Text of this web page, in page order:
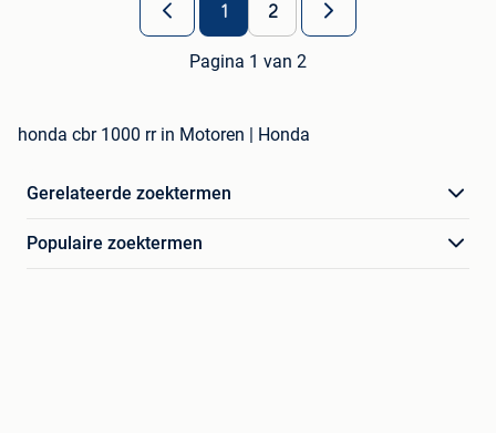
1 2
Pagina 1 van 2
honda cbr 1000 rr in Motoren | Honda
Gerelateerde zoektermen
Populaire zoektermen